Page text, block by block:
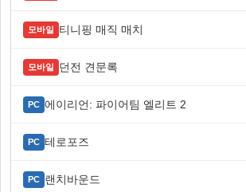
모바일 티니핑 매직 매치
모바일 던전 견문록
PC 에이리언: 파이어팀 엘리트 2
PC 테로포즈
PC 랜치바운드